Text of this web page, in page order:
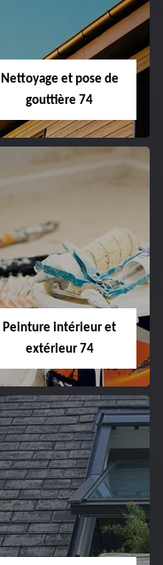
Nettoyage et pose de
gouttière 74
Peinture intérieur et
extérieur 74